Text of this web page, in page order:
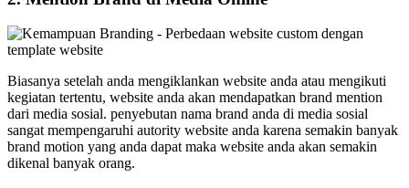
Biasanya setelah anda mengiklankan website anda atau mengikuti
kegiatan tertentu, website anda akan mendapatkan brand mention
dari media sosial. penyebutan nama brand anda di media sosial
sangat mempengaruhi autority website anda karena semakin banyak
brand motion yang anda dapat maka website anda akan semakin
dikenal banyak orang.